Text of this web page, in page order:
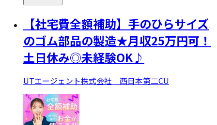
【社宅費全額補助】手のひらサイズ
のゴム部品の製造★月収25万円可！
土日休み◎未経験OK♪
UTエージェント株式会社 西日本第二CU